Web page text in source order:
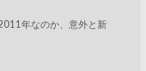
年なのか、意外と新